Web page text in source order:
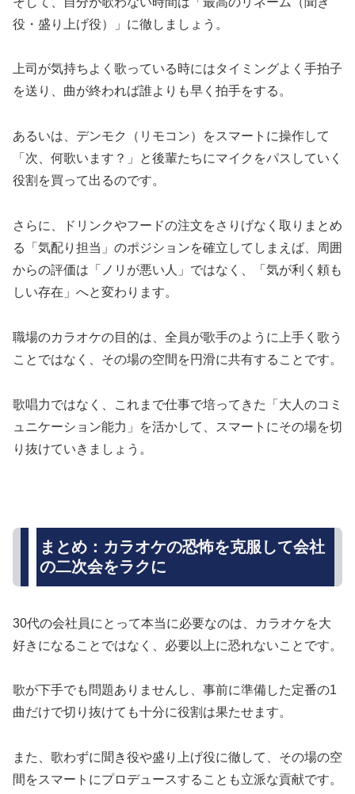
役・盛り上げ役）」に徹しましょう。
上司が気持ちよく歌っている時にはタイミングよく手拍子
を送り、曲が終われば誰よりも早く拍手をする。
あるいは、デンモク（リモコン）をスマートに操作して
「次、何歌います？」と後輩たちにマイクをパスしていく
役割を買って出るのです。
さらに、ドリンクやフードの注文をさりげなく取りまとめ
る「気配り担当」のポジションを確立してしまえば、周囲
からの評価は「ノリが悪い人」ではなく、「気が利く頼も
しい存在」へと変わります。
職場のカラオケの目的は、全員が歌手のように上手く歌う
ことではなく、その場の空間を円滑に共有することです。
歌唱力ではなく、これまで仕事で培ってきた「大人のコミ
ュニケーション能力」を活かして、スマートにその場を切
り抜けていきましょう。
まとめ：カラオケの恐怖を克服して会社
の二次会をラクに
30代の会社員にとって本当に必要なのは、カラオケを大
好きになることではなく、必要以上に恐れないことです。
歌が下手でも問題ありませんし、事前に準備した定番の1
曲だけで切り抜けても十分に役割は果たせます。
また、歌わずに聞き役や盛り上げ役に徹して、その場の空
間をスマートにプロデュースすることも立派な貢献です。